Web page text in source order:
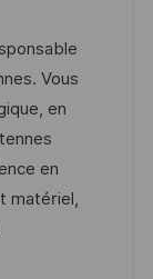
Vous
en
en
matériel,